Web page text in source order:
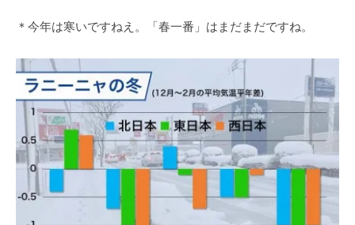
＊今年は寒いですねえ。「春一番」はまだまだですね。